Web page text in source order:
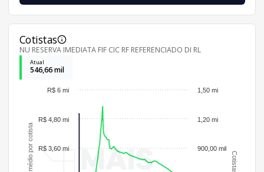
Cotistas
NU RESERVA IMEDIATA FIF CIC RF REFERENCIADO DI RL
Atual
546,66 mil
Cotistas
900,00 mil
1,20 mi
1,50 mi
R$ 3,60 mi
R$ 4,80 mi
R$ 6 mi